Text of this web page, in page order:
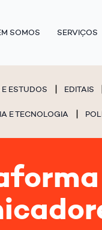
SOMOS SERVIÇOS
ESTUDOS EDITAIS
E TECNOLOGIA